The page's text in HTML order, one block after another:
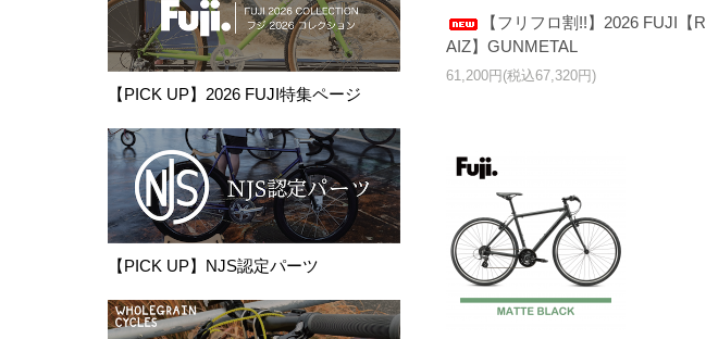
【フリフロ割!!】2026 FUJI【R
AIZ】GUNMETAL
61,200円(税込67,320円)
【PICK UP】2026 FUJI特集ページ
【PICK UP】NJS認定パーツ